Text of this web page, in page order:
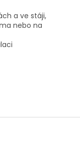
a ve stáji,
nebo na